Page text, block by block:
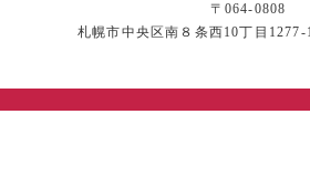
〒064-0808
札幌市中央区南８条西10丁目